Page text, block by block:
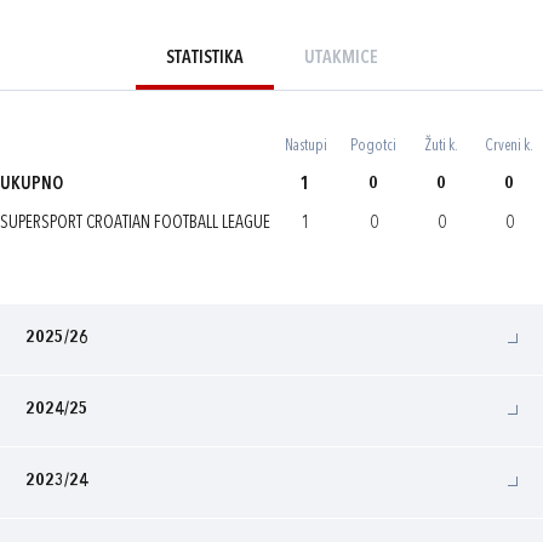
STATISTIKA UTAKMICE
Nastupi Pogotci Žuti k. Crveni k.
UKUPNO 1 0 0 0
SUPERSPORT CROATIAN FOOTBALL LEAGUE 1 0 0 0
2025/26
2024/25
2023/24